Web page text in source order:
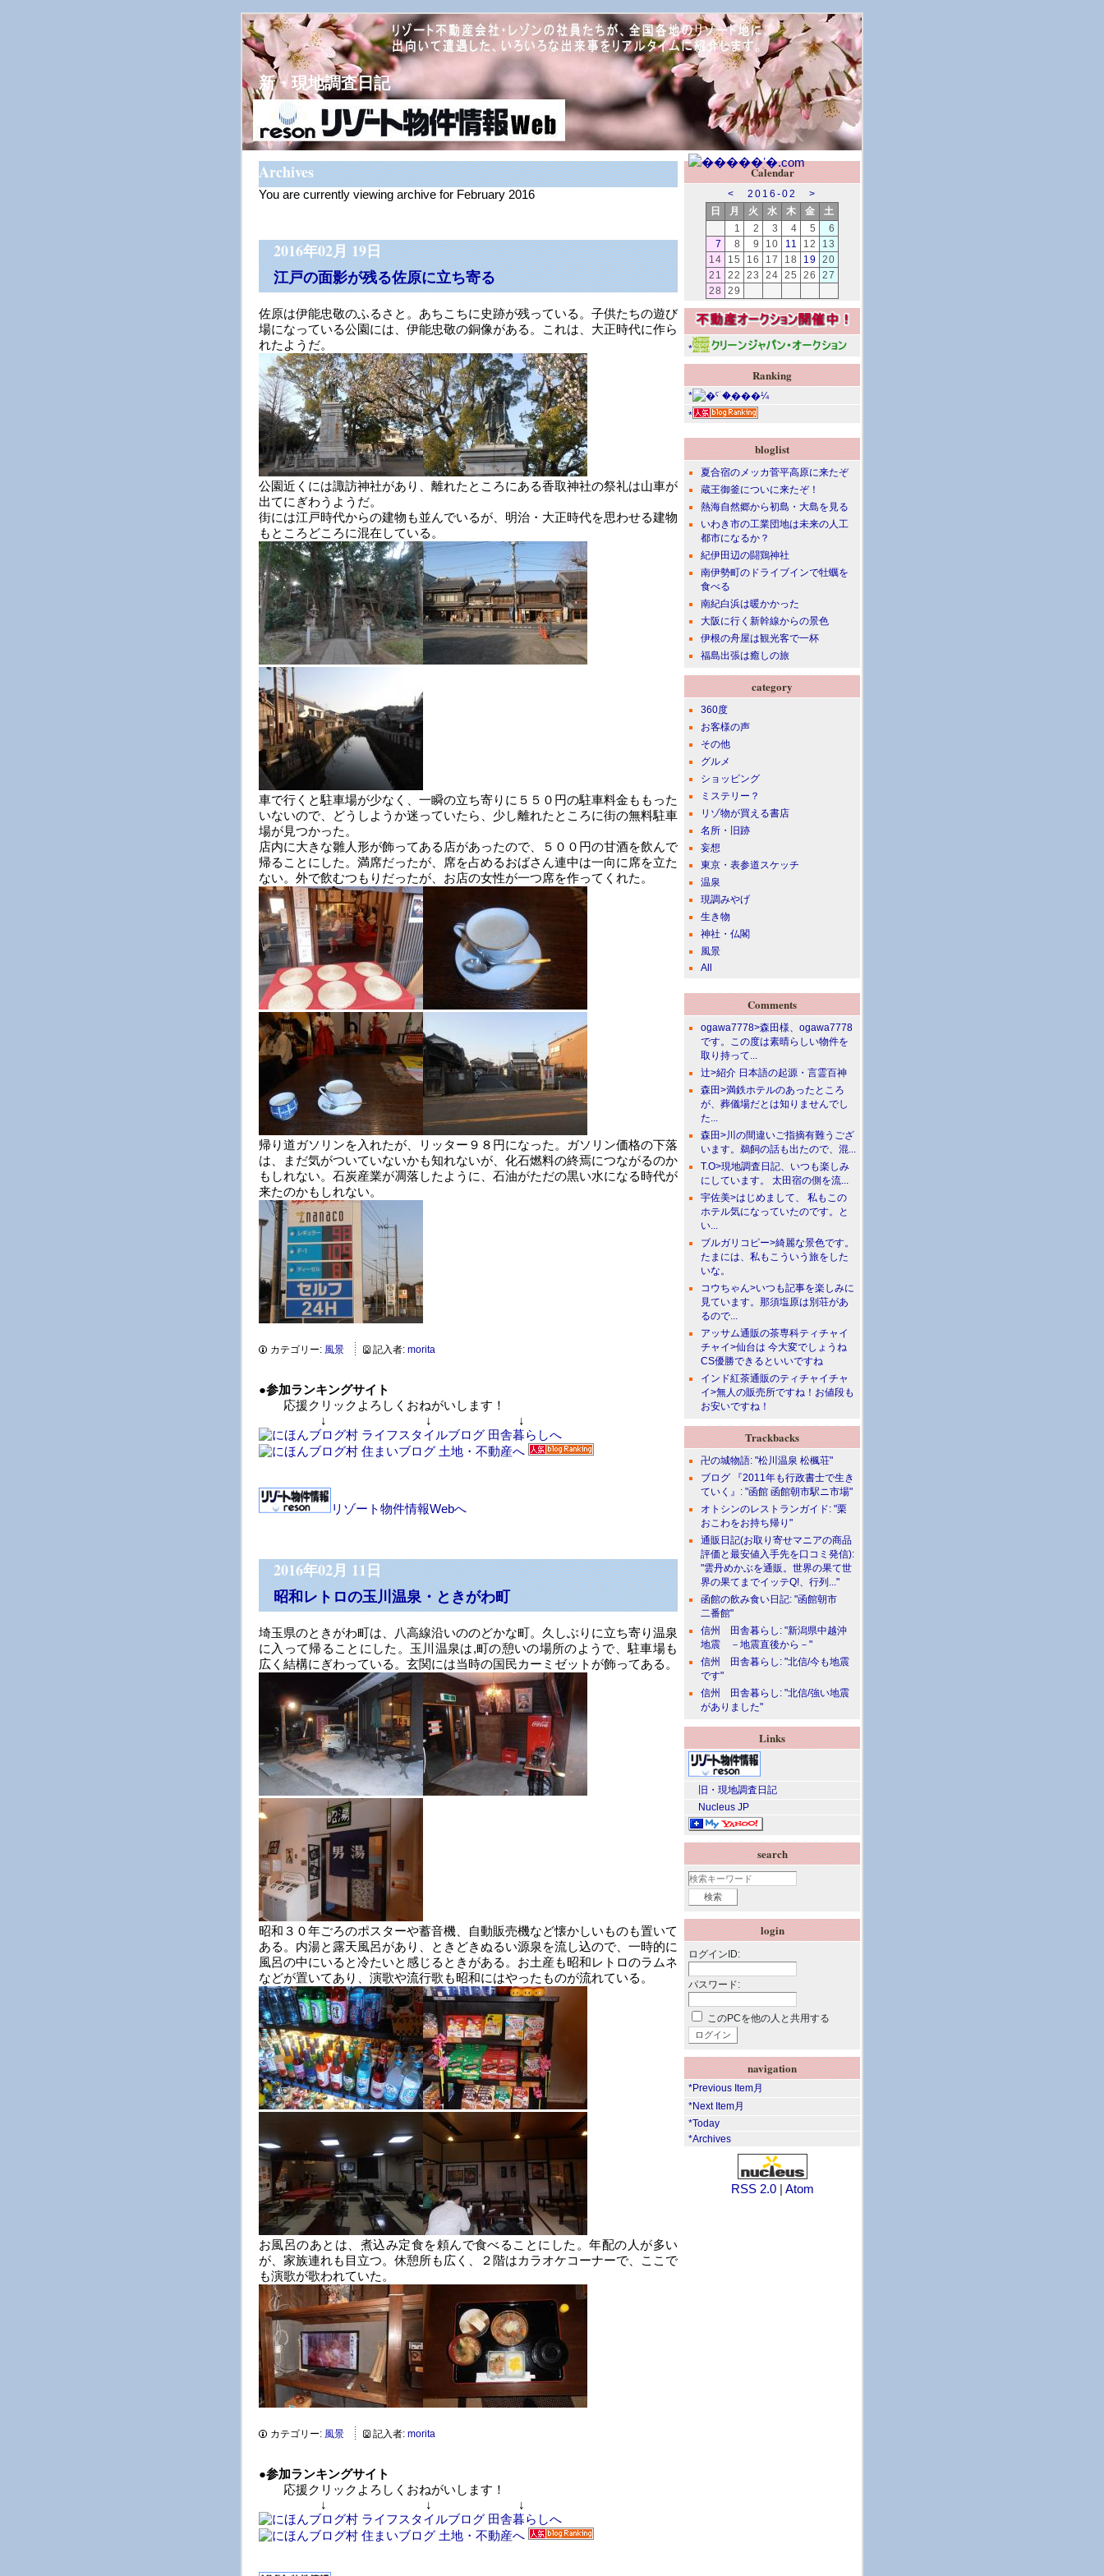
新・現地調査日記
Archives
You are currently viewing archive for February 2016
2016年02月 19日
江戸の面影が残る佐原に立ち寄る
佐原は伊能忠敬のふるさと。あちこちに史跡が残っている。子供たちの遊び
場になっている公園には、伊能忠敬の銅像がある。これは、大正時代に作ら
れたようだ。
公園近くには諏訪神社があり、離れたところにある香取神社の祭礼は山車が
出てにぎわうようだ。
街には江戸時代からの建物も並んでいるが、明治・大正時代を思わせる建物
もところどころに混在している。
車で行くと駐車場が少なく、一瞬の立ち寄りに５５０円の駐車料金ももった
いないので、どうしようか迷っていたら、少し離れたところに街の無料駐車
場が見つかった。
店内に大きな雛人形が飾ってある店があったので、５００円の甘酒を飲んで
帰ることにした。満席だったが、席を占めるおばさん連中は一向に席を立た
ない。外で飲むつもりだったが、お店の女性が一つ席を作ってくれた。
帰り道ガソリンを入れたが、リッター９８円になった。ガソリン価格の下落
は、まだ気がついていないかも知れないが、化石燃料の終焉につながるのか
もしれない。石炭産業が凋落したように、石油がただの黒い水になる時代が
来たのかもしれない。
カテゴリー: 風景 記入者: morita
●参加ランキングサイト
応援クリックよろしくおねがいします！
↓ ↓ ↓
リゾート物件情報Webへ
2016年02月 11日
昭和レトロの玉川温泉・ときがわ町
埼玉県のときがわ町は、八高線沿いののどかな町。久しぶりに立ち寄り温泉
に入って帰ることにした。玉川温泉は,町の憩いの場所のようで、駐車場も
広く結構にぎわっている。玄関には当時の国民カーミゼットが飾ってある。
昭和３０年ごろのポスターや蓄音機、自動販売機など懐かしいものも置いて
ある。内湯と露天風呂があり、ときどきぬるい源泉を流し込ので、一時的に
風呂の中にいると冷たいと感じるときがある。お土産も昭和レトロのラムネ
などが置いてあり、演歌や流行歌も昭和にはやったものが流れている。
お風呂のあとは、煮込み定食を頼んで食べることにした。年配の人が多い
が、家族連れも目立つ。休憩所も広く、２階はカラオケコーナーで、ここで
も演歌が歌われていた。
カテゴリー: 風景 記入者: morita
●参加ランキングサイト
応援クリックよろしくおねがいします！
↓ ↓ ↓
Calendar
< 2016-02
>
日
月 火 水 木 金
土
1
2 3 4 5
6
7
8 9 10 11 12
13
14
15 16 17 18 19 20
21
22 23 24 25 26
27
28
29
*
Ranking
*
*
bloglist
夏合宿のメッカ菅平高原に来たぞ
蔵王御釜についに来たぞ！
熱海自然郷から初島・大島を見る
いわき市の工業団地は未来の人工
都市になるか？
紀伊田辺の闘鶏神社
南伊勢町のドライブインで牡蠣を
食べる
南紀白浜は暖かかった
大阪に行く新幹線からの景色
伊根の舟屋は観光客で一杯
福島出張は癒しの旅
category
360度
お客様の声
その他
グルメ
ショッピング
ミステリー？
リゾ物が買える書店
名所・旧跡
妄想
東京・表参道スケッチ
温泉
現調みやげ
生き物
神社・仏閣
風景
All
Comments
ogawa7778>森田様、ogawa7778
です。この度は素晴らしい物件を
取り持って...
辻>紹介 日本語の起源・言霊百神
森田>満鉄ホテルのあったところ
が、葬儀場だとは知りませんでし
た...
森田>川の間違いご指摘有難うござ
います。鵜飼の話も出たので、混...
T.O>現地調査日記、いつも楽しみ
にしています。 太田宿の側を流...
宇佐美>はじめまして、 私もこの
ホテル気になっていたのです。と
い...
ブルガリコピー>綺麗な景色です。
たまには、私もこういう旅をした
いな。
コウちゃん>いつも記事を楽しみに
見ています。那須塩原は別荘があ
るので...
アッサム通販の茶専科ティチャイ
チャイ>仙台は 今大変でしょうね
CS優勝できるといいですね
インド紅茶通販のティチャイチャ
イ>無人の販売所ですね！お値段も
お安いですね！
Trackbacks
卍の城物語: "松川温泉 松楓荘"
ブログ 『2011年も行政書士で生き
ていく』: "函館 函館朝市駅ニ市場"
オトシンのレストランガイド: "栗
おこわをお持ち帰り"
通販日記(お取り寄せマニアの商品
評価と最安値入手先を口コミ発信):
"雲丹めかぶを通販。世界の果て世
界の果てまでイッテQ!、行列..."
函館の飲み食い日記: "函館朝市
二番館"
信州 田舎暮らし: "新潟県中越沖
地震 －地震直後から－"
信州 田舎暮らし: "北信/今も地震
です"
信州 田舎暮らし: "北信/強い地震
がありました"
Links
旧・現地調査日記
Nucleus JP
search
login
ログインID:
パスワード:
このPCを他の人と共用する
navigation
*Previous Item月
*Next Item月
*Today
*Archives
RSS 2.0| Atom